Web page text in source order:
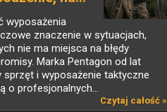
wyposażenia
znaczenie w sytuacjach,
nie ma miejsca na błędy
Marka Pentagon od lat
sprzęt i wyposażenie taktyczne
o profesjonalnych...
Czytaj całość »